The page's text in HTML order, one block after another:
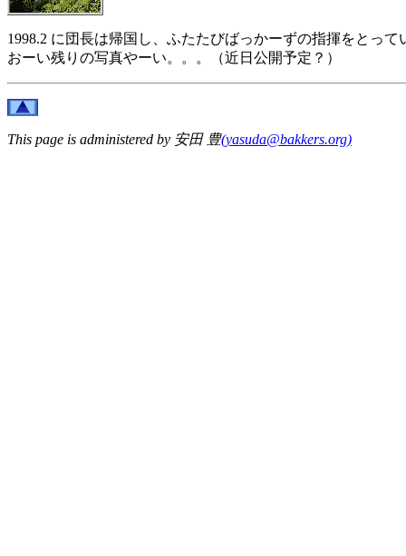
1998.2 に団長は帰国し、ふたたびばっかーずの指揮をとって
おーい残りの写真やーい。。。（近日公開予定？）
This page is administered by 安田 豊(yasuda@bakkers.org)